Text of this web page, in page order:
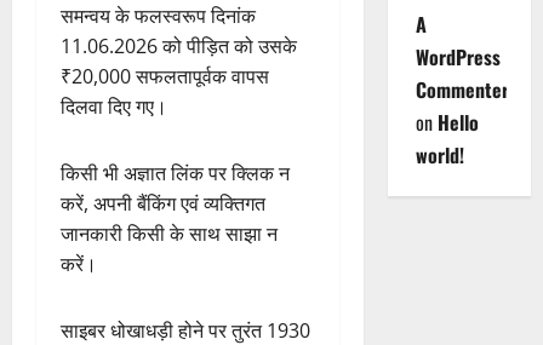
समन्वय के फलस्वरूप दिनांक
11.06.2026 को पीड़ित को उसके
₹20,000 सफलतापूर्वक वापस
दिलवा दिए गए।
किसी भी अज्ञात लिंक पर क्लिक न
करें, अपनी बैंकिंग एवं व्यक्तिगत
जानकारी किसी के साथ साझा न
करें।
साइबर धोखाधड़ी होने पर तुरंत 1930
A
WordPress
Commenter
on Hello
world!